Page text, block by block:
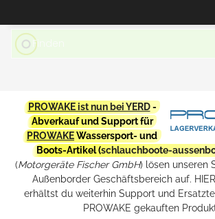
PROWAKE ist nun bei YERD-
Abverkauf und Support für
PROWAKEWassersport- und
Boots-Artikel (schlauchboote-
(Motorgeräte Fischer GmbH) lösen unseren
Außenborder Geschäftsbereich auf.
erhältst du weiterhin Support und
PROWAKE gekauften